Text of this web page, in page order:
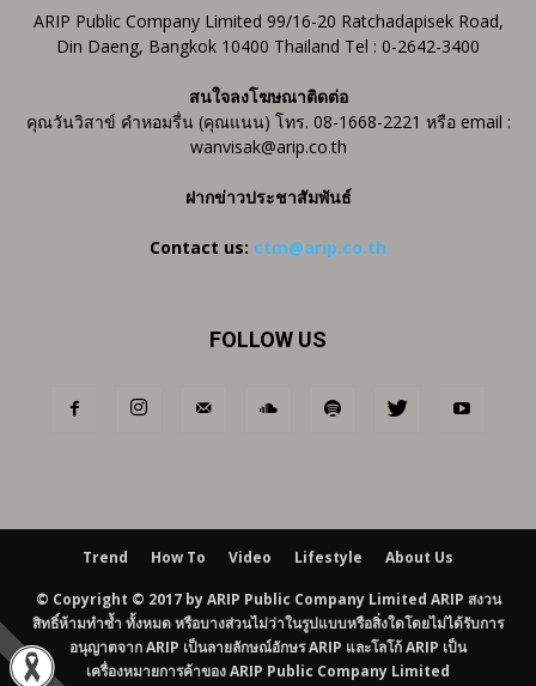
ARIP Public Company Limited 99/16-20 Ratchadapisek Road,
Din Daeng, Bangkok 10400 Thailand Tel : 0-2642-3400
สนใจลงโฆษณาติดต่อ
คุณวันวิสาข์ คำหอมรื่น (คุณแนน) โทร. 08-1668-2221 หรือ email :
wanvisak@arip.co.th
ฝากข่าวประชาสัมพันธ์
Contact us: ctm@arip.co.th
FOLLOW US
Trend How To Video Lifestyle About Us
© Copyright © 2017 by ARIP Public Company Limited ARIP สงวน
สิทธิ์ห้ามทำซ้ำ ทั้งหมด หรือบางส่วนไม่ว่าในรูปแบบหรือสิ่งใดโดยไม่ได้รับการ
อนุญาตจาก ARIP เป็นลายลักษณ์อักษร ARIP และโลโก้ ARIP เป็น
เครื่องหมายการค้าของ ARIP Public Company Limited